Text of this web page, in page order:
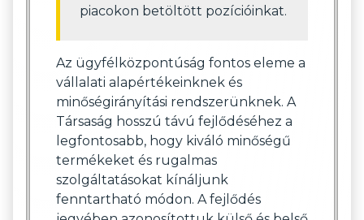
piacokon betöltött pozícióinkat.
Az ügyfélközpontúság fontos eleme a
vállalati alapértékeinknek és
minőségirányítási rendszerünknek. A
Társaság hosszú távú fejlődéséhez a
legfontosabb, hogy kiváló minőségű
termékeket és rugalmas
szolgáltatásokat kínáljunk
fenntartható módon. A fejlődés